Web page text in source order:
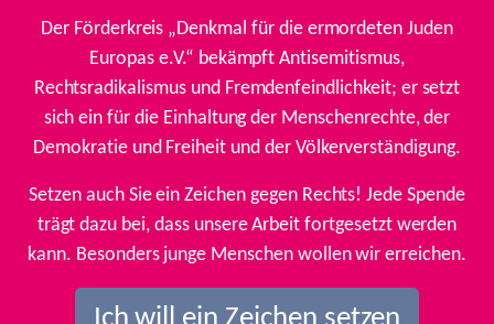
Der Förderkreis „Denkmal für die ermordeten Juden
Europas e.V.“ bekämpft Antisemitismus,
Rechtsradikalismus und Fremdenfeindlichkeit; er setzt
sich ein für die Einhaltung der Menschenrechte, der
Demokratie und Freiheit und der Völkerverständigung.
Setzen auch Sie ein Zeichen gegen Rechts! Jede Spende
trägt dazu bei, dass unsere Arbeit fortgesetzt werden
kann. Besonders junge Menschen wollen wir erreichen.